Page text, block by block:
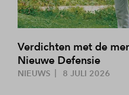
Verdichten met de
Nieuwe Defensie
NIEUWS 8 JULI 2026